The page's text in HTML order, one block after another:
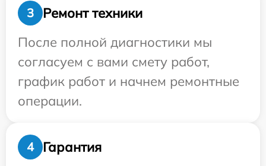
3
Ремонт техники
После полной диагностики мы
согласуем с вами смету работ,
график работ и начнем ремонтные
операции.
4 Гарантия